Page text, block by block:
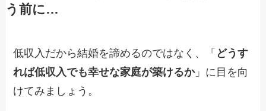
う前に…
低収入だから結婚を諦めるのではなく、「 どうす
れば低収入でも幸せな家庭が築けるか」に目を向
けてみましょう。